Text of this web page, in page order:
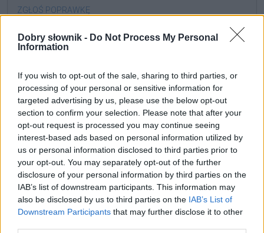
Dobry słownik - Do Not Process My Personal
Information
If you wish to opt-out of the sale, sharing to third parties, or
processing of your personal or sensitive information for
targeted advertising by us, please use the below opt-out
section to confirm your selection. Please note that after your
opt-out request is processed you may continue seeing
interest-based ads based on personal information utilized by
us or personal information disclosed to third parties prior to
your opt-out. You may separately opt-out of the further
disclosure of your personal information by third parties on the
IAB’s list of downstream participants. This information may
also be disclosed by us to third parties on the IAB’s List of
Downstream Participants that may further disclose it to other
ZGŁOŚ POPRAWKĘ
Pozostały wątpliwości? Brakuje czegoś w haśle?
Zobacz, co zyskują abonenci Dobrego słownika.
SPRAWDŹ